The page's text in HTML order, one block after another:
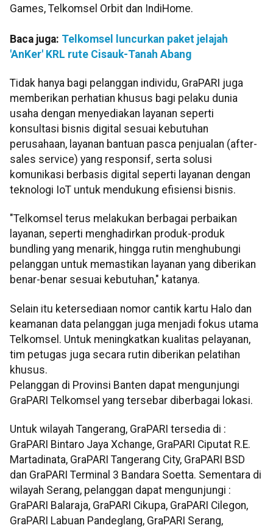
Games, Telkomsel Orbit dan IndiHome.
Baca juga: Telkomsel luncurkan paket jelajah
'AnKer' KRL rute Cisauk-Tanah Abang
Tidak hanya bagi pelanggan individu, GraPARI juga
memberikan perhatian khusus bagi pelaku dunia
usaha dengan menyediakan layanan seperti
konsultasi bisnis digital sesuai kebutuhan
perusahaan, layanan bantuan pasca penjualan (after-
sales service) yang responsif, serta solusi
komunikasi berbasis digital seperti layanan dengan
teknologi IoT untuk mendukung efisiensi bisnis.
"Telkomsel terus melakukan berbagai perbaikan
layanan, seperti menghadirkan produk-produk
bundling yang menarik, hingga rutin menghubungi
pelanggan untuk memastikan layanan yang diberikan
benar-benar sesuai kebutuhan," katanya.
Selain itu ketersediaan nomor cantik kartu Halo dan
keamanan data pelanggan juga menjadi fokus utama
Telkomsel. Untuk meningkatkan kualitas pelayanan,
tim petugas juga secara rutin diberikan pelatihan
khusus.
Pelanggan di Provinsi Banten dapat mengunjungi
GraPARI Telkomsel yang tersebar diberbagai lokasi.
Untuk wilayah Tangerang, GraPARI tersedia di :
GraPARI Bintaro Jaya Xchange, GraPARI Ciputat R.E.
Martadinata, GraPARI Tangerang City, GraPARI BSD
dan GraPARI Terminal 3 Bandara Soetta. Sementara di
wilayah Serang, pelanggan dapat mengunjungi :
GraPARI Balaraja, GraPARI Cikupa, GraPARI Cilegon,
GraPARI Labuan Pandeglang, GraPARI Serang,